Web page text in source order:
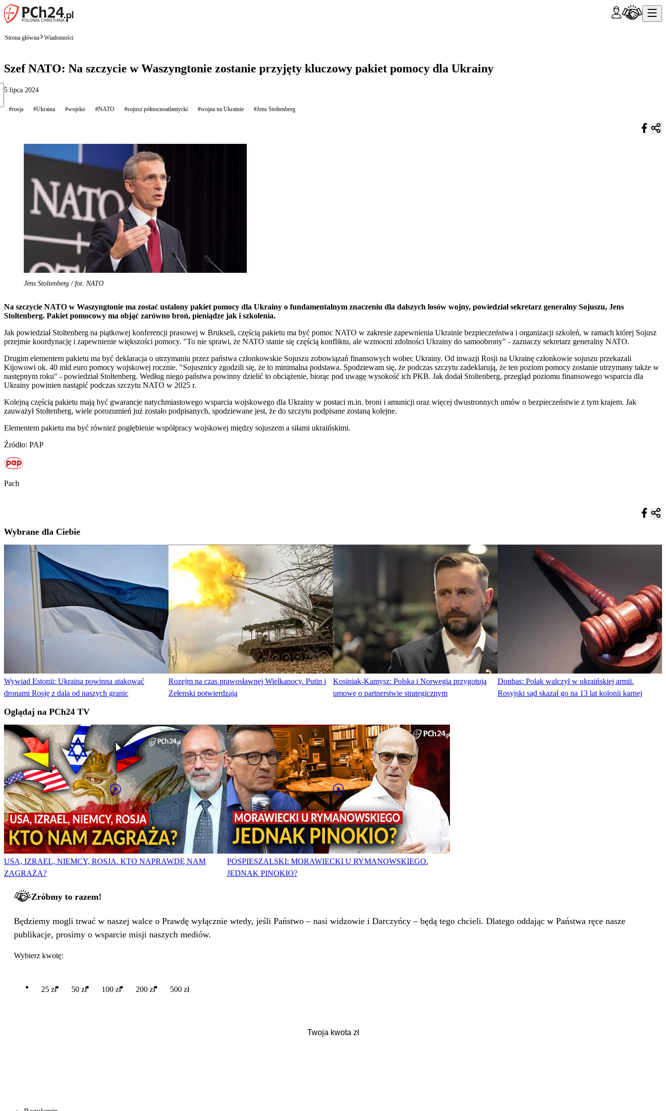
Strona główna Wiadomości
Szef NATO: Na szczycie w Waszyngtonie zostanie przyjęty kluczowy pakiet pomocy dla Ukrainy
5 lipca 2024
#rosja #Ukraina #wojsko #NATO #sojusz północnoatlantycki #wojna na Ukrainie #Jens Stoltenberg
Jens Stoltenberg / fot. NATO
Na szczycie NATO w Waszyngtonie ma zostać ustalony pakiet pomocy dla Ukrainy o fundamentalnym znaczeniu dla dalszych losów wojny, powiedział sekretarz generalny Sojuszu, Jens
Stoltenberg. Pakiet pomocowy ma objąć zarówno broń, pieniądze jak i szkolenia.
Jak powiedział Stoltenberg na piątkowej konferencji prasowej w Brukseli, częścią pakietu ma być pomoc NATO w zakresie zapewnienia Ukrainie bezpieczeństwa i organizacji szkoleń, w ramach której Sojusz
przejmie koordynację i zapewnienie większości pomocy. "To nie sprawi, że NATO stanie się częścią konfliktu, ale wzmocni zdolności Ukrainy do samoobrony" - zaznaczy sekretarz generalny NATO.
Drugim elementem pakietu ma być deklaracja o utrzymaniu przez państwa członkowskie Sojuszu zobowiązań finansowych wobec Ukrainy. Od inwazji Rosji na Ukrainę członkowie sojuszu przekazali
Kijowowi ok. 40 mld euro pomocy wojskowej rocznie. "Sojusznicy zgodzili się, że to minimalna podstawa. Spodziewam się, że podczas szczytu zadeklarują, że ten poziom pomocy zostanie utrzymany także w
następnym roku" - powiedział Stoltenberg. Według niego państwa powinny dzielić to obciążenie, biorąc pod uwagę wysokość ich PKB. Jak dodał Stoltenberg, przegląd poziomu finansowego wsparcia dla
Ukrainy powinien nastąpić podczas szczytu NATO w 2025 r.
Kolejną częścią pakietu mają być gwarancje natychmiastowego wsparcia wojskowego dla Ukrainy w postaci m.in. broni i amunicji oraz więcej dwustronnych umów o bezpieczeństwie z tym krajem. Jak
zauważył Stoltenberg, wiele porozumień już zostało podpisanych, spodziewane jest, że do szczytu podpisane zostaną kolejne.
Elementem pakietu ma być również pogłębienie współpracy wojskowej między sojuszem a siłami ukraińskimi.
Źródło: PAP
Pach
Wybrane dla Ciebie
Wywiad Estonii: Ukraina powinna atakować
dronami Rosję z dala od naszych granic
Rozejm na czas prawosławnej Wielkanocy. Putin i
Zełenski potwierdzają
Kosiniak-Kamysz: Polska i Norwegia przygotują
umowę o partnerstwie strategicznym
Donbas: Polak walczył w ukraińskiej armii.
Rosyjski sąd skazał go na 13 lat kolonii karnej
Oglądaj na PCh24 TV
USA, IZRAEL, NIEMCY, ROSJA. KTO NAPRAWDĘ NAM
ZAGRAŻA?
POSPIESZALSKI: MORAWIECKI U RYMANOWSKIEGO.
JEDNAK PINOKIO?
Zróbmy to razem!
Będziemy mogli trwać w naszej walce o Prawdę wyłącznie wtedy, jeśli Państwo – nasi widzowie i Darczyńcy – będą tego chcieli. Dlatego oddając w Państwa ręce nasze
publikacje, prosimy o wsparcie misji naszych mediów.
Wybierz kwotę:
25 zł 50 zł 100 zł 200 zł 500 zł